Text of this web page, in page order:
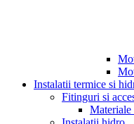
Instalatii termice si
Fitinguri si
Materiale